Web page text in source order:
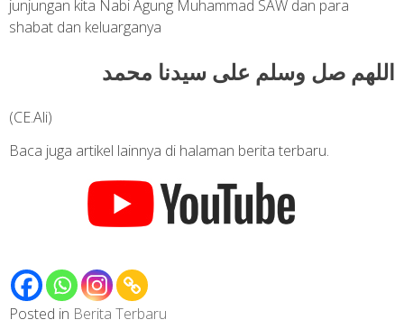
junjungan kita Nabi Agung Muhammad SAW dan para
shabat dan keluarganya
اللهم صل وسلم على سيدنا محمد
(CE.Ali)
Baca juga artikel lainnya di halaman berita terbaru.
Posted in Berita Terbaru